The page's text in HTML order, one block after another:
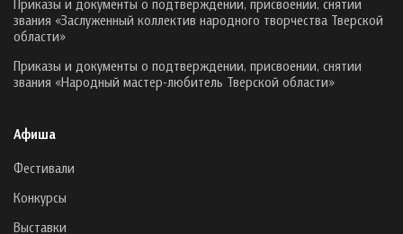
Приказы и документы о подтверждении, присвоении, снятии
звания «Заслуженный коллектив народного творчества Тверской
области»
Приказы и документы о подтверждении, присвоении, снятии
звания «Народный мастер-любитель Тверской области»
Афиша
Фестивали
Конкурсы
Выставки